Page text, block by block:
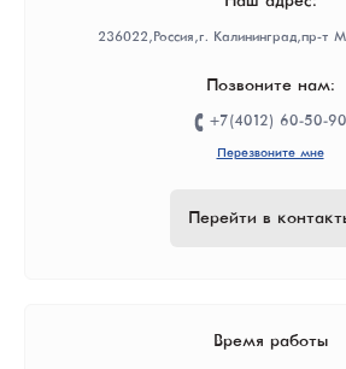
236022, Россия, г. Калининград, пр-т
Позвоните нам:
+7(4012) 60-50-90
Перезвоните мне
Перейти в
Время работы